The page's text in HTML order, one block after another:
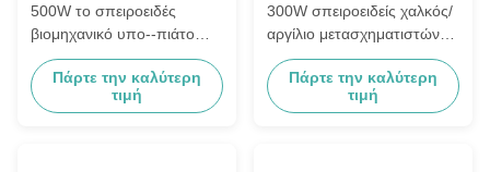
500W το σπειροειδές
βιομηχανικό υπο--πιάτο
Tansformer 35VAC/7.15A
ελέγχου τοποθετεί
Πάρτε την καλύτερη
τιμή
300W σπειροειδείς χαλκός/
αργίλιο μετασχηματιστών
60VAC/5A απομόνωσης
επικοινωνίας
Πάρτε την καλύτερη
τιμή